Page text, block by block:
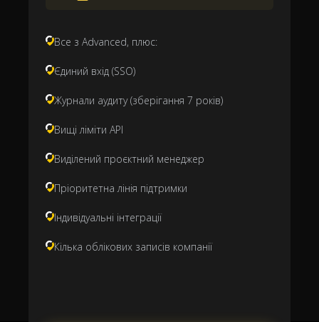
Все з Advanced, плюс:
Єдиний вхід (SSO)
Журнали аудиту (зберігання 7 років)
Вищі ліміти API
Виділений проєктний менеджер
Пріоритетна лінія підтримки
Індивідуальні інтеграції
Кілька облікових записів компанії